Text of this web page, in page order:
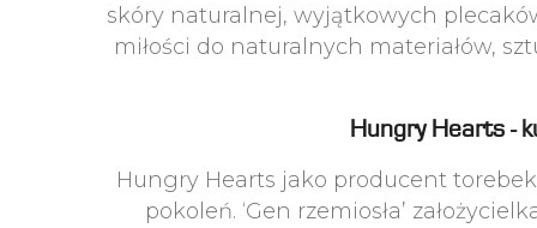
skóry naturalnej, wyjątkowych
miłości do naturalnych materiałów,
Hungry Hearts -
Hungry Hearts jako producent
pokoleń. ‘Gen rzemiosła’